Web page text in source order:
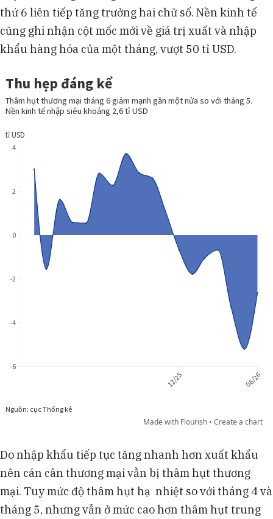
thứ 6 liên tiếp tăng trưởng hai chữ số. Nền kinh tế
cũng ghi nhận cột mốc mới về giá trị xuất và nhập
khẩu hàng hóa của một tháng, vượt 50 tỉ USD.
Do nhập khẩu tiếp tục tăng nhanh hơn xuất khẩu
nên cán cân thương mại vẫn bị thâm hụt thương
mại. Tuy mức độ thâm hụt hạ nhiệt so với tháng 4 và
tháng 5, nhưng vẫn ở mức cao hơn thâm hụt trung